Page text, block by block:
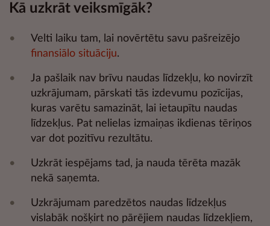
Kā uzkrāt veiksmīgāk?
Velti laiku tam, lai novērtētu savu pašreizējo
finansiālo situāciju.
Ja pašlaik nav brīvu naudas līdzekļu, ko novirzīt
uzkrājumam, pārskati tās izdevumu pozīcijas,
kuras varētu samazināt, lai ietaupītu naudas
līdzekļus. Pat nelielas izmaiņas ikdienas tēriņos
var dot pozitīvu rezultātu.
Uzkrāt iespējams tad, ja nauda tērēta mazāk
nekā saņemta.
Uzkrājumam paredzētos naudas līdzekļus
vislabāk nošķirt no pārējiem naudas līdzekļiem,